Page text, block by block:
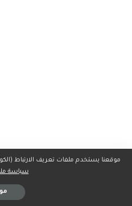
موقعنا يستخدم ملفات تعريف الارتباط
سياسة